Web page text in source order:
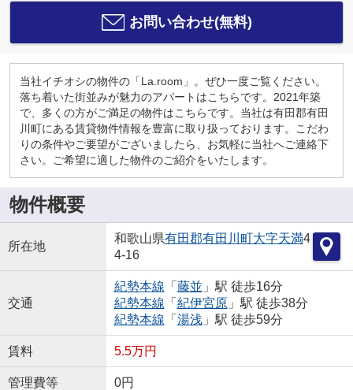
お問い合わせ(無料)
当社イチオシの物件の「La.room」。ぜひ一度ご覧ください。
落ち着いた街並みが魅力のアパートはこちらです。2021年築
で、多くの方がご満足の物件はこちらです。当社は有田郡有田
川町にある賃貸物件情報を豊富に取り扱っております。こだわ
りの条件やご要望がございましたら、お気軽に当社へご連絡下
さい。ご希望に適した物件のご紹介をいたします。
物件概要
所在地
和歌山県有田郡有田川町大字天満4
4-16
交通
紀勢本線 「 藤並 」駅 徒歩16分
紀勢本線 「 紀伊宮原」駅 徒歩38分
紀勢本線 「 湯浅」駅 徒歩59分
賃料 5.5万円
管理費等 0円